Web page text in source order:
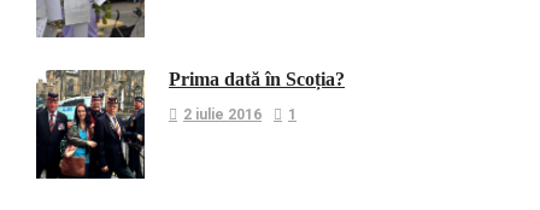
Prima dată în Scoția?
2 iulie 2016 1